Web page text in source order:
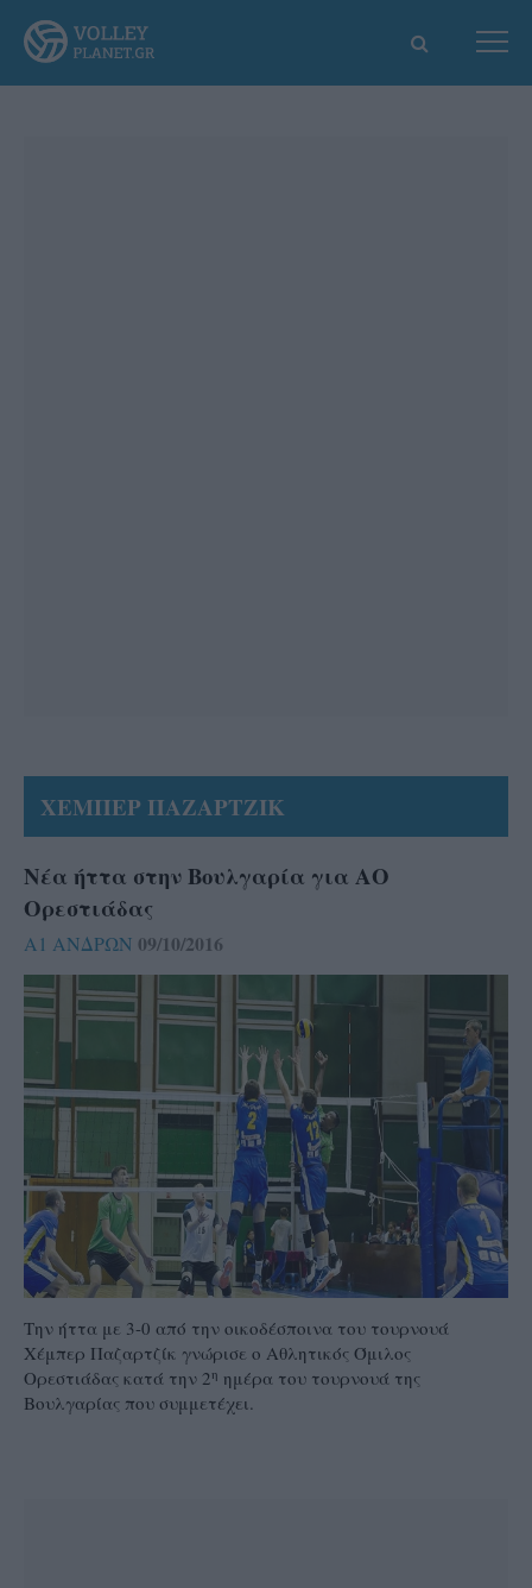
ΧΕΜΠΕΡ ΠΑΖΑΡΤΖΙΚ
Νέα ήττα στην Βουλγαρία για ΑΟ
Ορεστιάδας
Α1 ΑΝΔΡΩΝ 09/10/2016
Την ήττα με 3-0 από την οικοδέσποινα του τουρνουά
Χέμπερ Παζαρτζίκ γνώρισε ο Αθλητικός Όμιλος
Ορεστιάδας κατά την 2η ημέρα του τουρνουά της
Βουλγαρίας που συμμετέχει.